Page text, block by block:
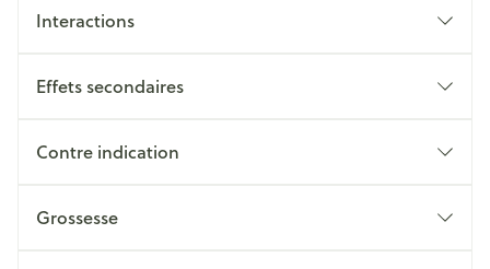
Interactions
Effets secondaires
Contre indication
Grossesse